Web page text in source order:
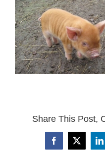
Share This Post,
Facebook
X